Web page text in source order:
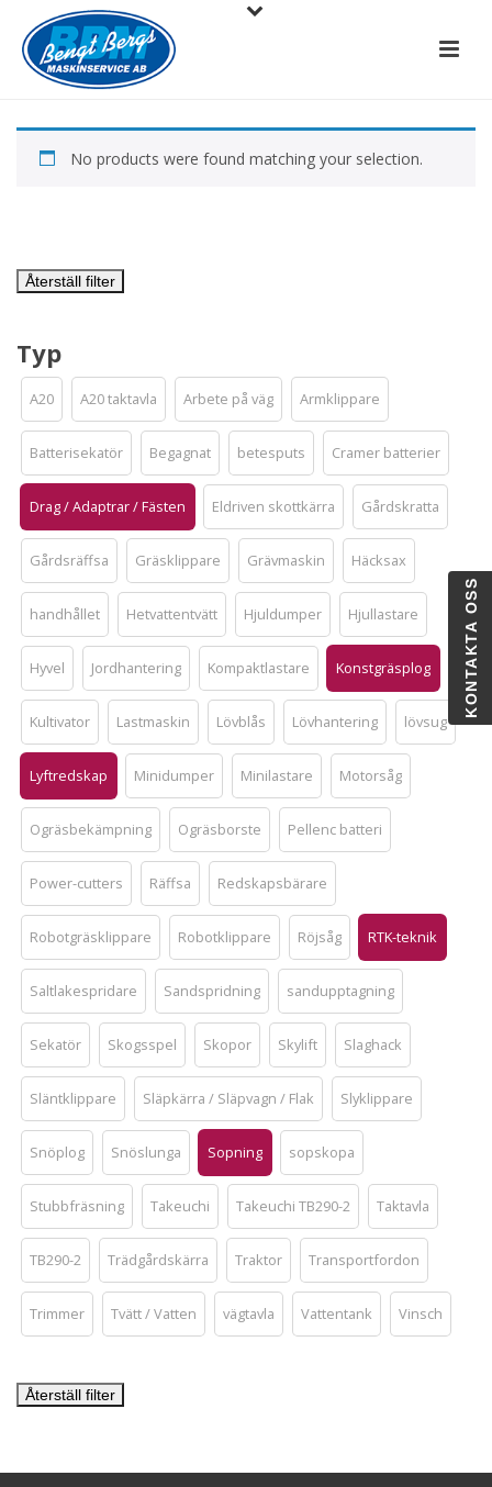
No products were found matching your selection.
Återställ filter
Typ
A20 A20 taktavla Arbete på väg Armklippare
Batterisekatör Begagnat betesputs Cramer batterier
Drag / Adaptrar / Fästen Eldriven skottkärra Gårdskratta
Gårdsräffsa Gräsklippare Grävmaskin Häcksax
handhållet Hetvattentvätt Hjuldumper Hjullastare
Hyvel Jordhantering Kompaktlastare Konstgräsplog
Kultivator Lastmaskin Lövblås Lövhantering lövsug
Lyftredskap Minidumper Minilastare Motorsåg
Ogräsbekämpning Ogräsborste Pellenc batteri
Power-cutters Räffsa Redskapsbärare
Robotgräsklippare Robotklippare Röjsåg RTK-teknik
Saltlakespridare Sandspridning sandupptagning
Sekatör Skogsspel Skopor Skylift Slaghack
Släntklippare Släpkärra / Släpvagn / Flak Slyklippare
Snöplog Snöslunga Sopning sopskopa
Stubbfräsning Takeuchi Takeuchi TB290-2 Taktavla
TB290-2 Trädgårdskärra Traktor Transportfordon
Trimmer Tvätt / Vatten vägtavla Vattentank Vinsch
Återställ filter
KONTAKTA OSS